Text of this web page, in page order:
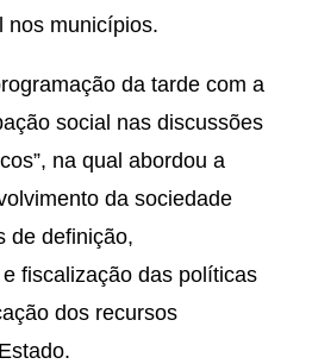
nos municípios.
da tarde com a
social nas discussões
na qual abordou a
da sociedade
de definição,
fiscalização das políticas
dos recursos